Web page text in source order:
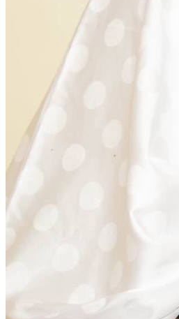
Citoyenneté
28 November 2025
Projet Parcours Citoyen:
élus locaux